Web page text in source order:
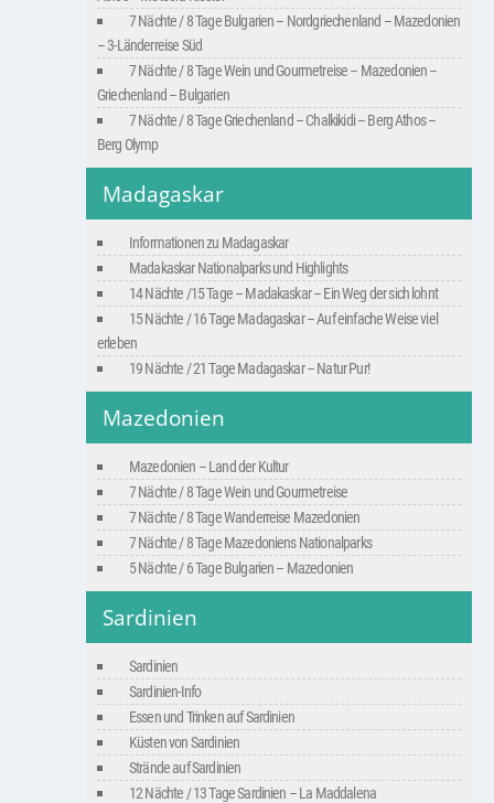
7 Nächte / 8 Tage Bulgarien – Nordgriechenland – Mazedonien
– 3-Länderreise Süd
7 Nächte / 8 Tage Wein und Gourmetreise – Mazedonien –
Griechenland – Bulgarien
7 Nächte / 8 Tage Griechenland – Chalkikidi – Berg Athos –
Berg Olymp
Madagaskar
Informationen zu Madagaskar
Madakaskar Nationalparks und Highlights
14 Nächte /15 Tage – Madakaskar – Ein Weg der sich lohnt
15 Nächte / 16 Tage Madagaskar – Auf einfache Weise viel
erleben
19 Nächte / 21 Tage Madagaskar – Natur Pur!
Mazedonien
Mazedonien – Land der Kultur
7 Nächte / 8 Tage Wein und Gourmetreise
7 Nächte / 8 Tage Wanderreise Mazedonien
7 Nächte / 8 Tage Mazedoniens Nationalparks
5 Nächte / 6 Tage Bulgarien – Mazedonien
Sardinien
Sardinien
Sardinien-Info
Essen und Trinken auf Sardinien
Küsten von Sardinien
Strände auf Sardinien
12 Nächte / 13 Tage Sardinien – La Maddalena